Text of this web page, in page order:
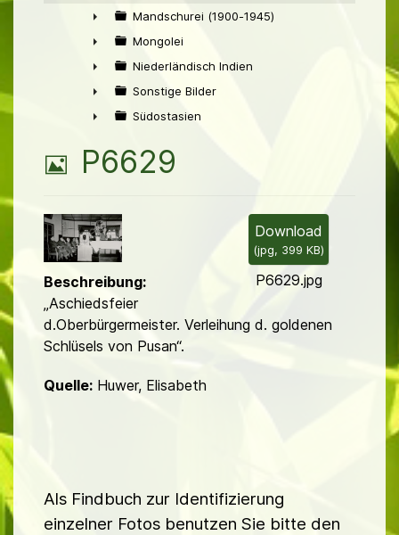
►
Mandschurei (1900-1945)
►
Mongolei
►
Niederländisch Indien
►
Sonstige Bilder
Südostasien
B
l
d
P6629
Download
(jpg, 399 KB)
P6629.jpg
Beschreibung:
„Aschiedsfeier
d.Oberbürgermeister. Verleihung d. goldenen
Schlüsels von Pusan“.
Quelle: Huwer, Elisabeth
Als Findbuch zur Identifizierung
einzelner Fotos benutzen Sie bitte den